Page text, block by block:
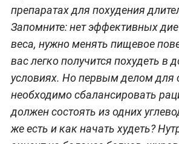
препаратах для похудения
Запомните: нет эффективных
веса, нужно менять пищевое
вас легко получится похудеть в
условиях. Но первым делом для
необходимо сбалансировать
должен состоять из одних
же есть и как начать худеть?